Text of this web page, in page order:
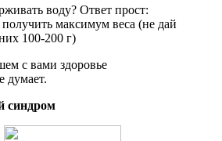
воду? Ответ прост:
максимум веса (не дай
100-200 г)
с вами здоровье
думает.
синдром